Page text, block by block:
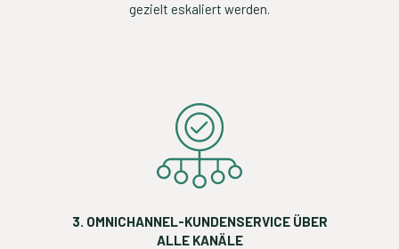
gezielt eskaliert werden.
3. OMNICHANNEL-KUNDENSERVICE ÜBER
ALLE KANÄLE